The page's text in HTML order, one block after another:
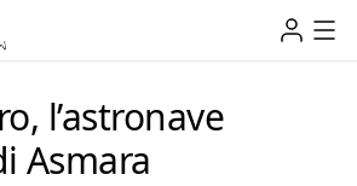
l’astronave
Asmara